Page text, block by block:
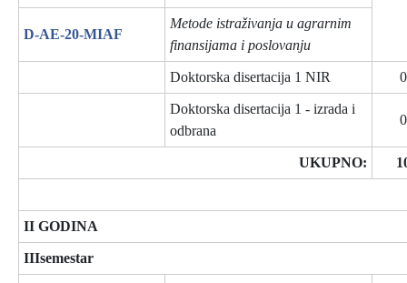
D-AE-20-MIAF
Metode istraživanja u agrarnim
finansijama i poslovanju
Doktorska disertacija 1 NIR 0
Doktorska disertacija 1 - izrada i
odbrana
0
UKUPNO:
II GODINA
IIIsemestar